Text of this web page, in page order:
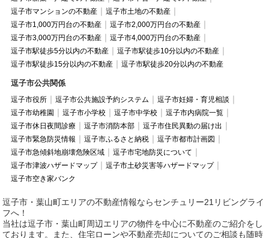
逗子市マンションの不動産
逗子市土地の不動産
逗子市1,000万円台の不動産
逗子市2,000万円台の不動産
逗子市3,000万円台の不動産
逗子市4,000万円台の不動産
逗子市駅徒歩5分以内の不動産
逗子市駅徒歩10分以内の不動産
逗子市駅徒歩15分以内の不動産
逗子市駅徒歩20分以内の不動産
逗子市公共関係
逗子市役所 逗子市公共施設予約システム
逗子市妊婦・育児相談
逗子市幼稚園
逗子市小学校 逗子市中学校
逗子市内病院一覧
逗子市休日夜間診療
逗子市消防本部
逗子市住民異動の届け出
逗子市緊急防災情報
逗子市ふるさと納税
逗子市都市計画図
逗子市急傾斜地崩壊危険区域
逗子市宅地防災について
逗子市津波ハザードマップ
逗子市土砂災害等ハザードマップ
逗子市空き家バンク
逗子市・葉山町エリアの不動産情報ならセンチュリー21リビングライ
フへ！
当社は逗子市・葉山町周辺エリアの物件を中心に不動産のご紹介をし
ております。また、住宅ローンや不動産売却についてのご相談も随時